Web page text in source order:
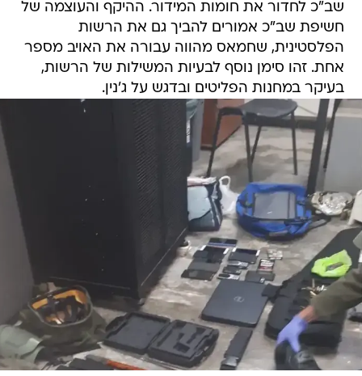
שב"כ לחדור את חומות המידור. ההיקף והעוצמה של
חשיפת שב"כ אמורים להביך גם את הרשות
הפלסטינית, שחמאס מהווה עבורה את האויב מספר
אחת. זהו סימן נוסף לבעיות המשילות של הרשות,
בעיקר במחנות הפליטים ובדגש על ג'נין.